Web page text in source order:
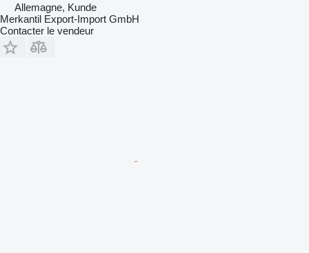
Allemagne, Kunde
Merkantil Export-Import GmbH
Contacter le vendeur